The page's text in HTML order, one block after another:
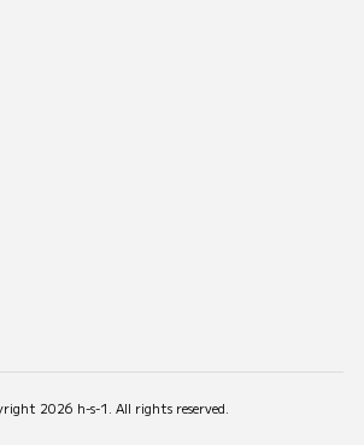
2026 h-s-1. All rights reserved.